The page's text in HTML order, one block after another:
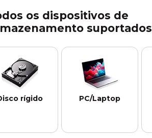
os dispositivos de
suportados
rígido PC/Laptop